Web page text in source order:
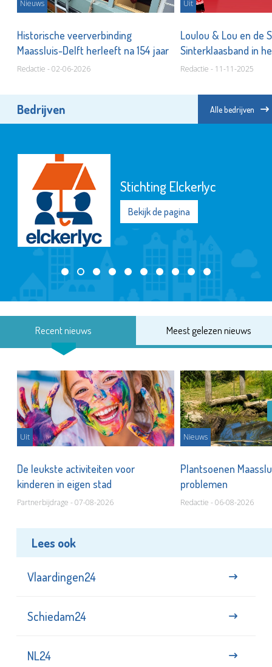
Nieuws
Historische veerverbinding
Maassluis-Delft herleeft na 154 jaar
Redactie - 02-06-2026
Uit
Loulou & Lou en de
Sinterklaasband in
Redactie - 11-11-2025
Bedrijven Alle bedrijven
Stichting Elckerlyc
Bekijk de pagina
Recent nieuws Meest gelezen nieuws
Uit
De leukste activiteiten voor
kinderen in eigen stad
Partnerbijdrage - 07-08-2026
Nieuws
Plantsoenen
problemen
Redactie - 06-08-2026
Lees ook
Vlaardingen24
Schiedam24
NL24